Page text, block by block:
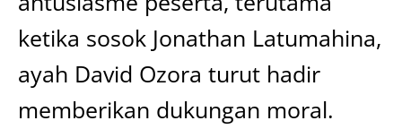
ketika sosok Jonathan Latumahina,
ayah David Ozora turut hadir
memberikan dukungan moral.